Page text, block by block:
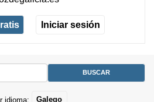
Iniciar sesión
idioma: Galego